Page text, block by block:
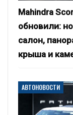
Mahindra
обновили:
салон,
крыша и
АВТОНОВОСТИ